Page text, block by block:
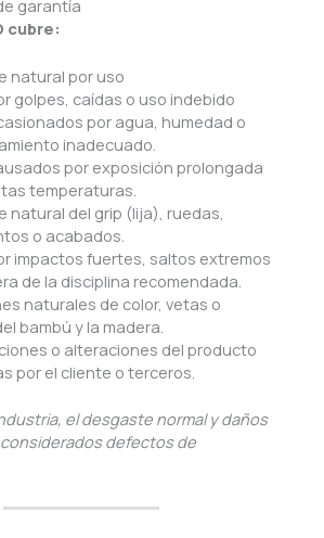
garantía
cubre:
natural por uso
golpes, caídas o uso indebido
por agua, humedad o
inadecuado.
por exposición prolongada
temperaturas.
natural del grip (lija), ruedas,
o acabados.
impactos fuertes, saltos extremos
de la disciplina recomendada.
naturales de color, vetas o
bambú y la madera.
o alteraciones del producto
por el cliente o terceros.
el desgaste normal y daños
defectos de